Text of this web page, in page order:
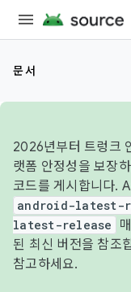
문서
2026년부터 트렁크
랫폼 안정성을 보장
코드를 게시합니다.
android-latest-
latest-release
된 최신 버전을 참조
참고하세요.